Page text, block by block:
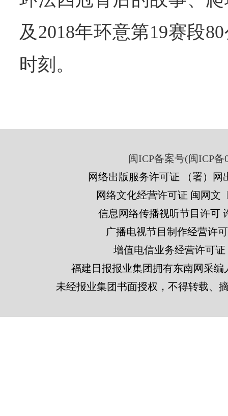
及2018年环意第19赛段
时刻。
闽ICP备案号(闽ICP备
网络出版服务许可证 （署）网
网络文化经营许可证 闽网文
信息网络传播视听节目许可
广播电视节目制作经营许
增值电信业务经营许可证
福建日报报业集团拥有东南网采
未经报业集团书面授权，不得转载、